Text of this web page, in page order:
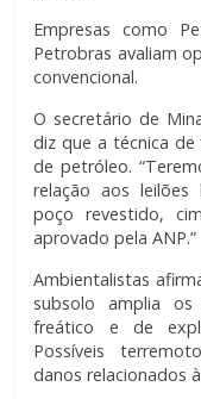
Empresas como
Petrobras avaliam
convencional.
O secretário de
diz que a técnica
de petróleo.
relação aos
poço revestido,
aprovado pela ANP.”
Ambientalistas
subsolo amplia
freático e de
Possíveis
danos relacionados